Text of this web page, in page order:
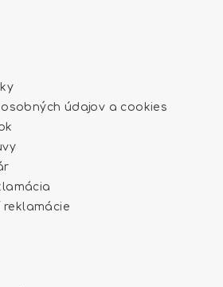
údajov a cookies
reklamácie